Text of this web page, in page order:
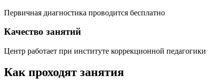
Первичная диагностика проводится бесплатно
Качество занятий
Центр работает при институте коррекционной педагогики
Как проходят занятия